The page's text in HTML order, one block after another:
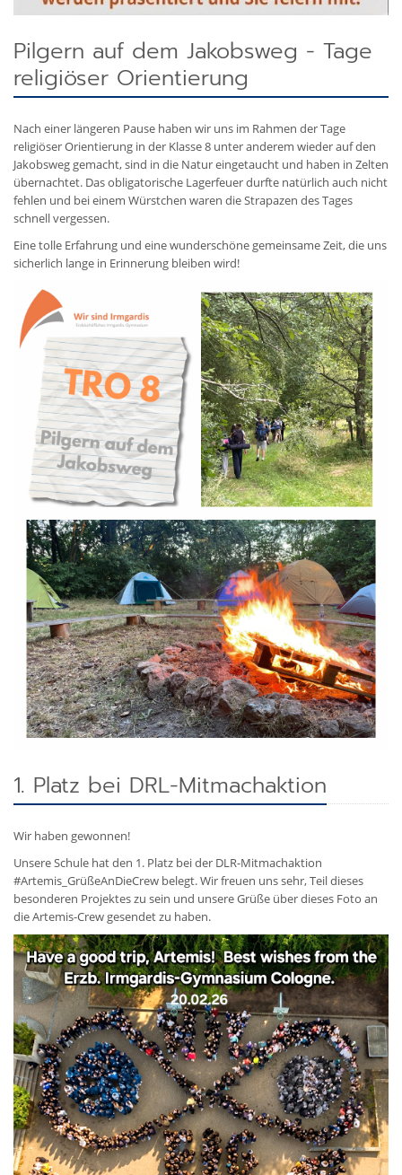
Pilgern auf dem Jakobsweg - Tage
religiöser Orientierung
Nach einer längeren Pause haben wir uns im Rahmen der Tage
religiöser Orientierung in der Klasse 8 unter anderem wieder auf den
Jakobsweg gemacht, sind in die Natur eingetaucht und haben in Zelten
übernachtet. Das obligatorische Lagerfeuer durfte natürlich auch nicht
fehlen und bei einem Würstchen waren die Strapazen des Tages
schnell vergessen.
Eine tolle Erfahrung und eine wunderschöne gemeinsame Zeit, die uns
sicherlich lange in Erinnerung bleiben wird!
1. Platz bei DRL-Mitmachaktion
Wir haben gewonnen!
Unsere Schule hat den 1. Platz bei der DLR-Mitmachaktion
#Artemis_GrüßeAnDieCrew belegt. Wir freuen uns sehr, Teil dieses
besonderen Projektes zu sein und unsere Grüße über dieses Foto an
die Artemis-Crew gesendet zu haben.